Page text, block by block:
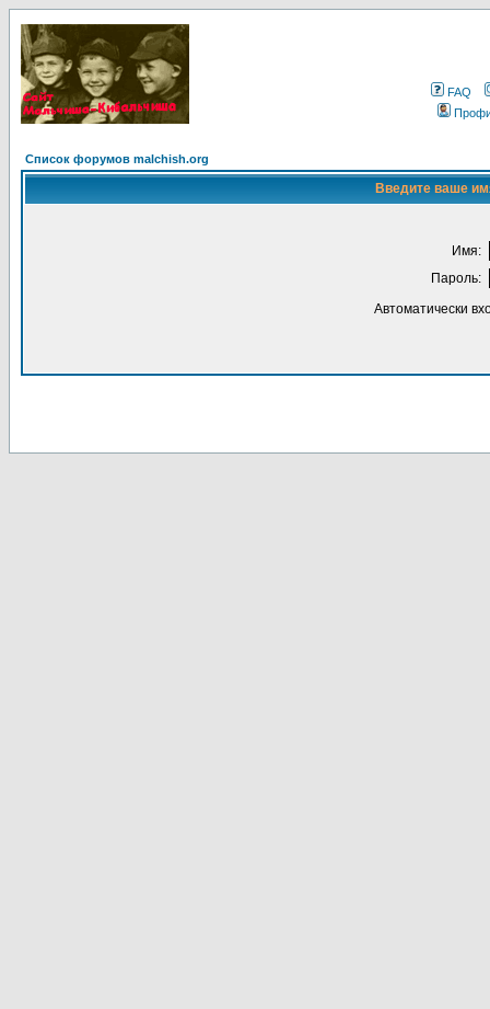
FAQ
Список форумов malchish.org
Введите ваше
Имя:
Пароль:
Автоматически